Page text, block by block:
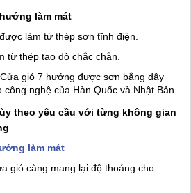
làm mát
làm từ thép sơn tĩnh điện.
từ thép tạo độ chắc chắn.
gió 7 hướng được sơn bằng dây
nghệ của Hàn Quốc và Nhật Bản
theo yêu cầu với từng không gian
làm mát
gió càng mang lại độ thoáng cho